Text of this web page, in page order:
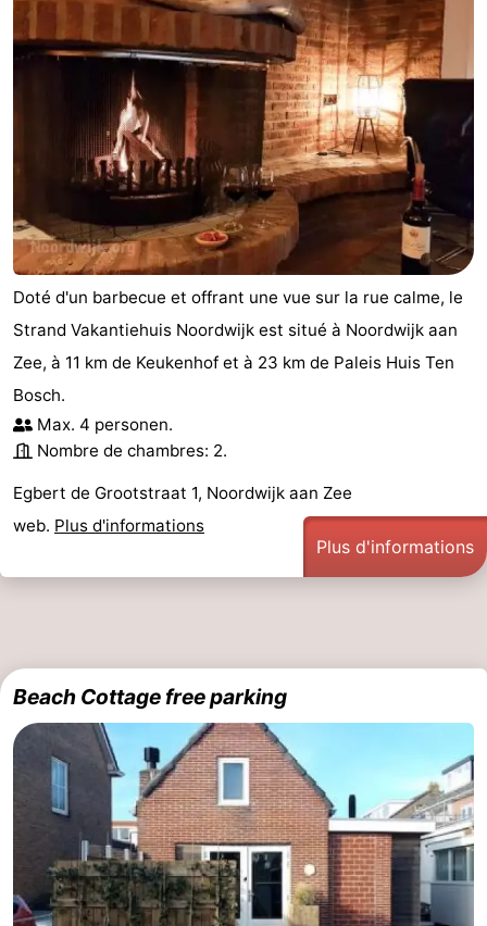
Doté d'un barbecue et offrant une vue sur la rue calme, le
Strand Vakantiehuis Noordwijk est situé à Noordwijk aan
Zee, à 11 km de Keukenhof et à 23 km de Paleis Huis Ten
Bosch.
Max. 4 personen.
Nombre de chambres: 2.
Egbert de Grootstraat 1, Noordwijk aan Zee
web. Plus d'informations
Plus d'informations
Beach Cottage free parking